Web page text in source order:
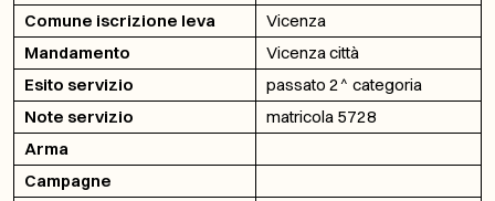
Comune iscrizione leva
Vicenza
Mandamento
Vicenza città
Esito servizio
passato 2^ categoria
Note servizio
matricola 5728
Arma
Campagne